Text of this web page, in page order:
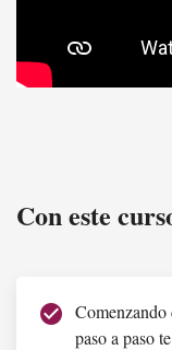
Con este
check_circle
paso a paso